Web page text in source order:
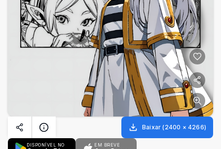
Baixar (2400 × 4266)
DISPONÍVEL NO EM BREVE